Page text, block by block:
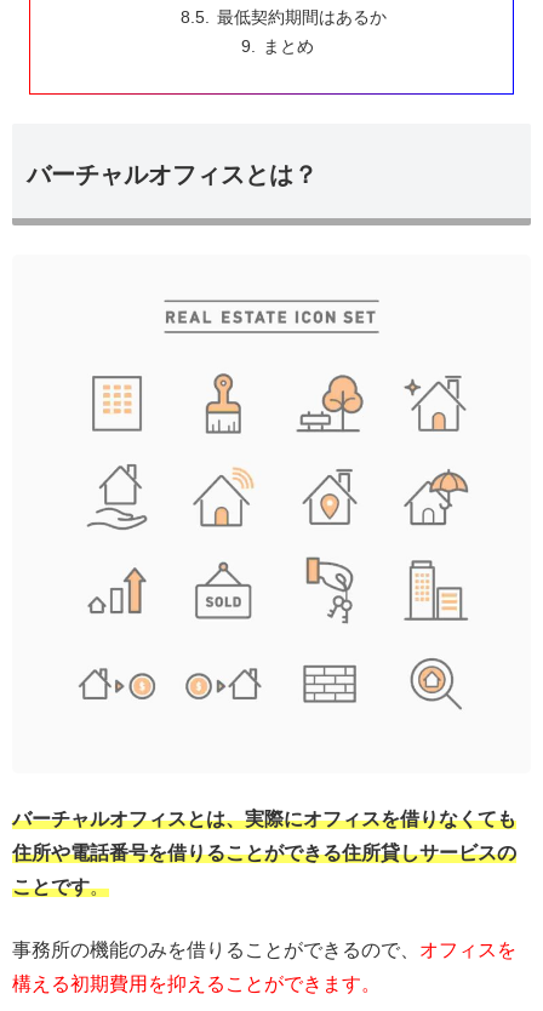
最低契約期間はあるか
まとめ
バーチャルオフィスとは？
バーチャルオフィスとは、実際にオフィスを借りなくても
住所や電話番号を借りることができる住所貸しサービスの
ことです。
事務所の機能のみを借りることができるので、 オフィスを
構える初期費用を抑えることができます。